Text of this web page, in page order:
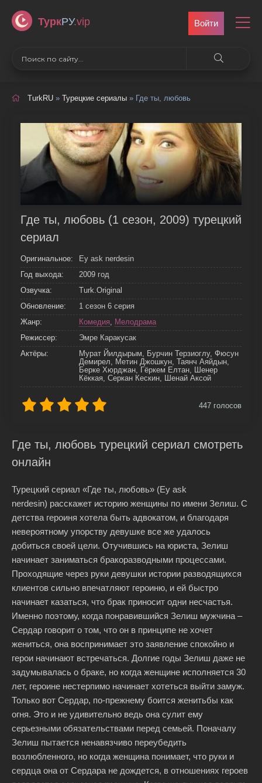
ТуркРУ.vip Войти
TurkRU » Турецкие сериалы » Где ты, любовь
Где ты, любовь (1 сезон, 2009) турецкий
сериал
Оригинальное:
Ey ask nerdesin
Год выхода:
2009 год
Озвучка:
Turk.Original
Обновление:
1 сезон 6 серия
Жанр:
Комедия, Мелодрама
Режиссер:
Эмре Каракусак
Актёры:
Мурат Йилдырым, Бурчин Терзиоглу, Фюсун
Демирел, Метин Джошкун, Таянч Аяйдын,
Берке Хюрджан, Гёркем Елтан, Шенер
Кёккая, Серкан Кескин, Шенай Аксой
447 голосов
Где ты, любовь турецкий сериал смотреть
онлайн
Турецкий сериал «Где ты, любовь» (Ey ask
nerdesin) расскажет историю женщины по имени Зелиш. С
детства героиня хотела быть адвокатом, и благодаря
невероятному упорству девушке все же удалось
добиться своей цели. Отучившись на юриста, Зелиш
начинает заниматься бракоразводными процессами.
Проходящие через руки девушки истории разводящихся
клиентов сильно впечатляют героиню, и ей быстро
начинает казаться, что брак приносит одни несчастья.
Именно поэтому, когда понравившийся Зелиш мужчина –
Сердар говорит о том, что он в принципе не хочет
жениться, она воспринимает это заявление спокойно и
герои начинают встречаться. Долгие годы Зелиш даже не
задумывалась о браке, но когда женщине исполняется 30
лет, героине нестерпимо начинает хотеться выйти замуж.
Только вот Сердар, по-прежнему боится женитьбы как
огня. Это и не удивительно ведь она сулит ему
серьезными обязательствами перед семьей. Поначалу
Зелиш пытается ненавязчиво переубедить
возлюбленного, но когда женщина понимает, что руки и
сердца она от Сердара не дождется, в отношениях героев